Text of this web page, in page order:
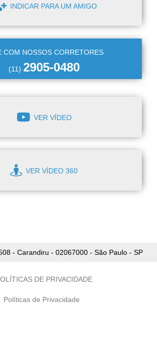
INDICAR PARA UM AMIGO
COM NOSSOS CORRETORES
(11) 2905-0480
VER VÍDEO
VER VÍDEO 360
- Carandiru - 02067000 - São Paulo - SP
DE PRIVACIDADE
Políticas de Privacidade